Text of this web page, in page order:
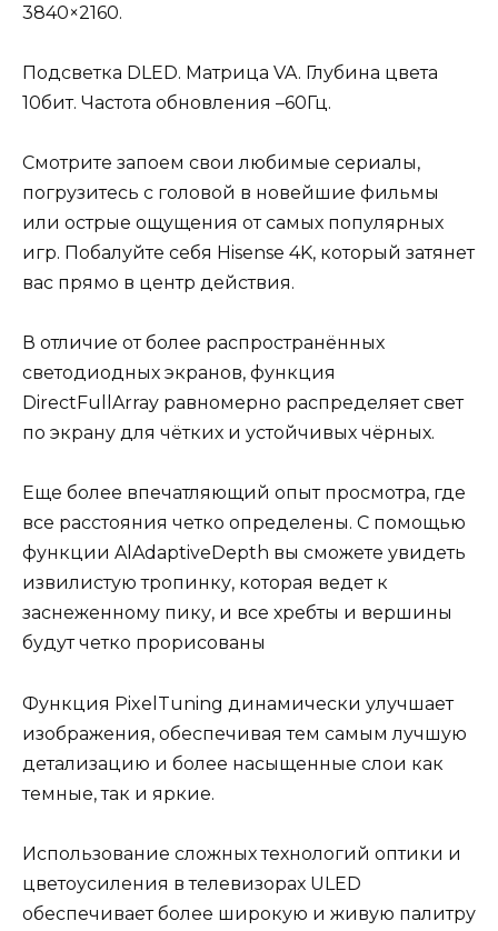
3840×2160.
Подсветка DLED. Матрица VA. Глубина цвета
10бит. Частота обновления –60Гц.
Смотрите запоем свои любимые сериалы,
погрузитесь с головой в новейшие фильмы
или острые ощущения от самых популярных
игр. Побалуйте себя Hisense 4K, который затянет
вас прямо в центр действия.
В отличие от более распространённых
светодиодных экранов, функция
DirectFullArray равномерно распределяет свет
по экрану для чётких и устойчивых чёрных.
Еще более впечатляющий опыт просмотра, где
все расстояния четко определены. С помощью
функции AlAdaptiveDepth вы сможете увидеть
извилистую тропинку, которая ведет к
заснеженному пику, и все хребты и вершины
будут четко прорисованы
Функция PixelTuning динамически улучшает
изображения, обеспечивая тем самым лучшую
детализацию и более насыщенные слои как
темные, так и яркие.
Использование сложных технологий оптики и
цветоусиления в телевизорах ULED
обеспечивает более широкую и живую палитру